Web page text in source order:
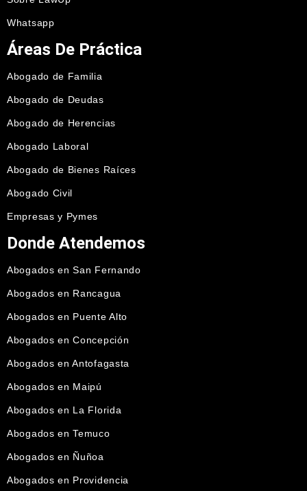
Whatsapp
Áreas De Práctica
Abogado de Familia
Abogado de Deudas
Abogado de Herencias
Abogado Laboral
Abogado de Bienes Raíces
Abogado Civil
Empresas y Pymes
Donde Atendemos
Abogados en San Fernando
Abogados en Rancagua
Abogados en Puente Alto
Abogados en Concepción
Abogados en Antofagasta
Abogados en Maipú
Abogados en La Florida
Abogados en Temuco
Abogados en Ñuñoa
Abogados en Providencia